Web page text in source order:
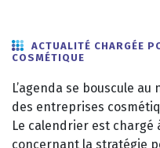
ACTUALITÉ CHARGÉE
COSMÉTIQUE
L’agenda se bouscule
des entreprises
Le calendrier est chargé
concernant la stratégie